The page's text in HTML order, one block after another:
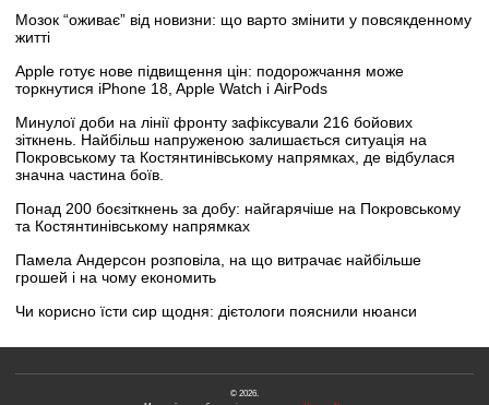
Мозок “оживає” від новизни: що варто змінити у повсякденному
житті
Apple готує нове підвищення цін: подорожчання може
торкнутися iPhone 18, Apple Watch і AirPods
Минулої доби на лінії фронту зафіксували 216 бойових
зіткнень. Найбільш напруженою залишається ситуація на
Покровському та Костянтинівському напрямках, де відбулася
значна частина боїв.
Понад 200 боєзіткнень за добу: найгарячіше на Покровському
та Костянтинівському напрямках
Памела Андерсон розповіла, на що витрачає найбільше
грошей і на чому економить
Чи корисно їсти сир щодня: дієтологи пояснили нюанси
© 2026.